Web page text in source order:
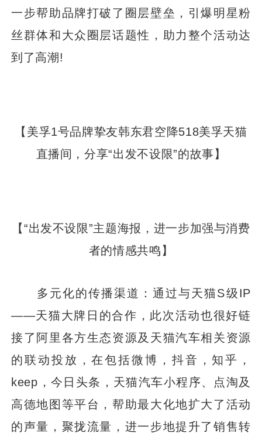
一步帮助品牌打破了圈层壁垒，引爆明星粉
丝群体和大众圈层话题性，助力整个活动达
到了高潮!
【美孚1号品牌挚友韩东君空降518美孚天猫
直播间，分享“出发不设限”的故事】
【“出发不设限”主题海报，进一步加强与消费
者的情感共鸣】
多元化的传播渠道：通过与天猫S级IP
——天猫大牌日的合作，此次活动也很好链
接了阿里各方生态资源及天猫汽车相关资源
的联动投放，在包括微博，抖音，知乎，
keep，今日头条，天猫汽车小程序、点淘及
高德地图等平台，帮助最大化地扩大了活动
的声量，聚拢流量，进一步地提升了销售转